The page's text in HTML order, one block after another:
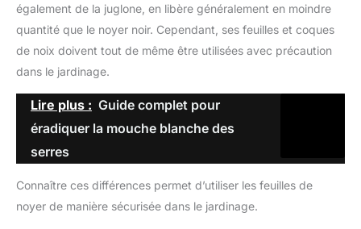
également de la juglone, en libère généralement en moindre
quantité que le noyer noir. Cependant, ses feuilles et coques
de noix doivent tout de même être utilisées avec précaution
dans le jardinage.
Lire plus : Guide complet pour
éradiquer la mouche blanche des
serres
Connaître ces différences permet d’utiliser les feuilles de
noyer de manière sécurisée dans le jardinage.